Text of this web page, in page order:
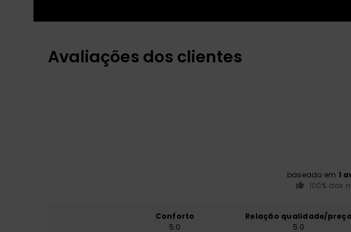
Avaliações dos clientes
baseado em 1
100% dos
Conforto
5.0
Relação qualidade/preço
5.0